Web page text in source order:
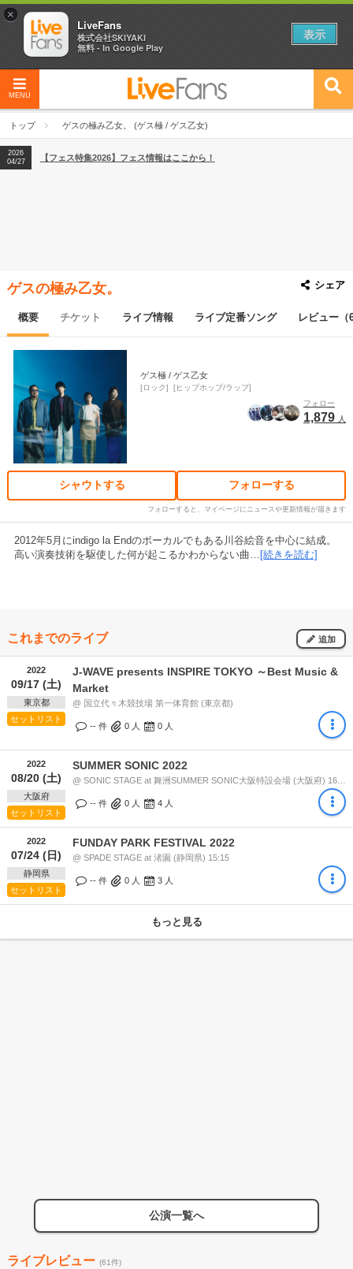
MENU
トップ ゲスの極み乙女。 (ゲス極 / ゲス乙女)
2026
04/27
2026
【ライブ動員ランキング】2026年上半期編発表！
2026
04/27
【フェス特集2026】フェス情報はここから！
ゲスの極み乙女。 シェア
概要 チケット ライブ情報 ライブ定番ソング レビュー（
ゲス極 / ゲス乙女
ロック
ヒップホップ/ラップ
フォロー
1,879 人
シャウトする フォローする
フォローすると、マイページにニュースや更新情報が届きます
2012年5月にindigo la Endのボーカルでもある川谷絵音を中心に結成。
高い演奏技術を駆使した何が起こるかわからない曲… [続きを読む]
これまでのライブ 追加
2022
09/17 (土)
東京都
セットリスト
J-WAVE presents INSPIRE TOKYO ～Best Music &
Market
@ 国立代々木競技場 第一体育館 (東京都)
-- 件 0 人 0 人
2022
08/20 (土)
大阪府
セットリスト
SUMMER SONIC 2022
-- 件 0 人 4 人
2022
07/24 (日)
静岡県
セットリスト
FUNDAY PARK FESTIVAL 2022
@ SPADE STAGE at 渚園 (静岡県) 15:15
-- 件 0 人 3 人
もっと見る
公演一覧へ
ライブレビュー (61件)
×
LiveFans
株式会社SKIYAKI
無料 - In Google Play
表示